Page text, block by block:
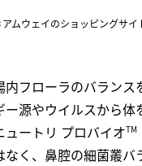
アムウェイのショッピングサ
内フローラのバラン
ー源やウイルスから体
ュートリ プロバイオTM
なく、鼻腔の細菌叢